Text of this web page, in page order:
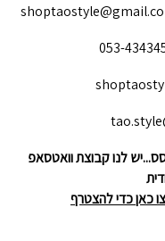
053-
לנו קבוצת וואטסאפ
כאן כדי להצטרף